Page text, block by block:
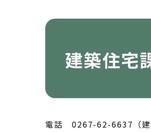
建築住宅
電話 0267-62-6637（建